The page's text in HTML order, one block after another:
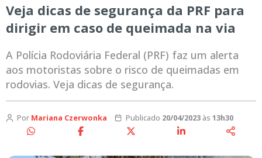
Veja dicas de segurança da PRF para
dirigir em caso de queimada na via
A Polícia Rodoviária Federal (PRF) faz um alerta
aos motoristas sobre o risco de queimadas em
rodovias. Veja dicas de segurança.
Por Mariana Czerwonka Publicado 20/04/2023às 13h30